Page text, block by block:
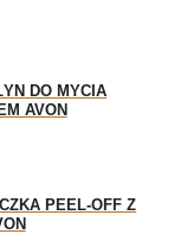
DO MYCIA
AVON
PEEL-OFF Z